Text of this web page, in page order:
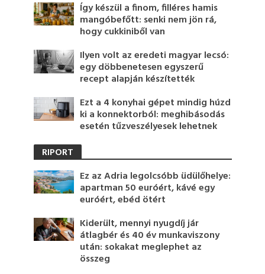
Így készül a finom, filléres hamis
mangóbefőtt: senki nem jön rá,
hogy cukkiniből van
Ilyen volt az eredeti magyar lecsó:
egy döbbenetesen egyszerű
recept alapján készítették
Ezt a 4 konyhai gépet mindig húzd
ki a konnektorból: meghibásodás
esetén tűzveszélyesek lehetnek
RIPORT
Ez az Adria legolcsóbb üdülőhelye:
apartman 50 euróért, kávé egy
euróért, ebéd ötért
Kiderült, mennyi nyugdíj jár
átlagbér és 40 év munkaviszony
után: sokakat meglephet az
összeg